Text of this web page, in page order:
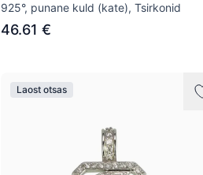
925°, punane kuld (kate), Tsirkonid
46.61 €
Laost otsas